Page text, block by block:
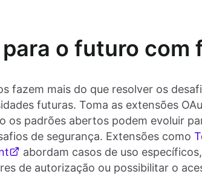
o futuro com
fazem mais do que resolver os
futuras. Toma as extensões
os padrões abertos podem evoluir
de segurança. Extensões como
abordam casos de uso
de autorização ou possibilitar o